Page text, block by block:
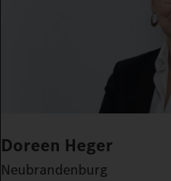
Doreen Heger
Neubrandenburg